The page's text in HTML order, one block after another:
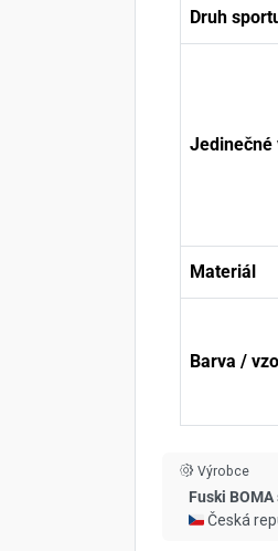
Druh
Jedinečné
Materiál
Barva /
Výrobce
Fuski BOMA
🇨🇿 Česká